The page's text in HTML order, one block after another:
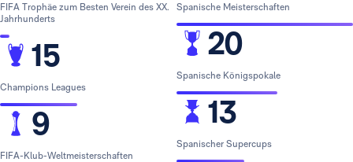
FIFA Trophäe zum Besten Verein des XX.
Jahrhunderts
15
Champions Leagues
9
FIFA-Klub-Weltmeisterschaften
Spanische Meisterschaften
20
Spanische Königspokale
13
Spanischer Supercups